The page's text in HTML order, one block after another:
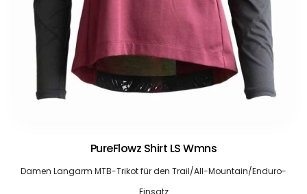
PureFlowz Shirt LS Wmns
Damen Langarm MTB-Trikot für den Trail/All-Mountain/Enduro-